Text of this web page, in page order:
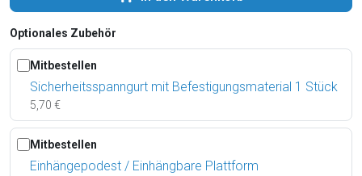
Optionales Zubehör
Mitbestellen
Sicherheitsspanngurt mit Befestigungsmaterial 1 Stück
5,70 €
Mitbestellen
Einhängepodest / Einhängbare Plattform